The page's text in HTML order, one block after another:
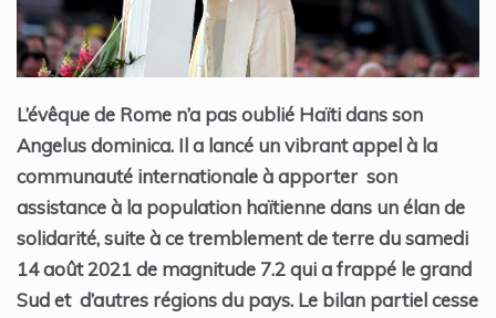
L’évêque de Rome n’a pas oublié Haïti dans son
Angelus dominica. Il a lancé un vibrant appel à la
communauté internationale à apporter son
assistance à la population haïtienne dans un élan de
solidarité, suite à ce tremblement de terre du samedi
14 août 2021 de magnitude 7.2 qui a frappé le grand
Sud et d’autres régions du pays. Le bilan partiel cesse